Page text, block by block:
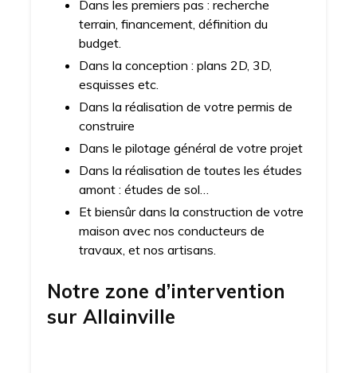
Dans les premiers pas : recherche
terrain, financement, définition du
budget.
Dans la conception : plans 2D, 3D,
esquisses etc.
Dans la réalisation de votre permis de
construire
Dans le pilotage général de votre projet
Dans la réalisation de toutes les études
amont : études de sol…
Et biensûr dans la construction de votre
maison avec nos conducteurs de
travaux, et nos artisans.
Notre zone d’intervention
sur Allainville